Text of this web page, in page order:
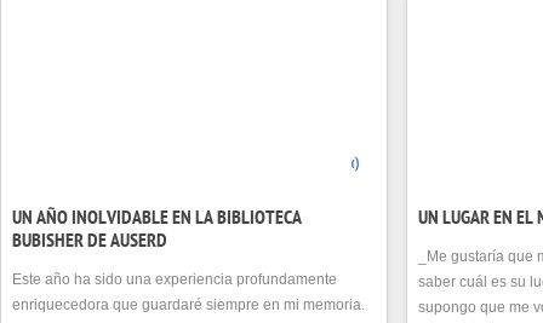
0
UN AÑO INOLVIDABLE EN LA BIBLIOTECA
BUBISHER DE AUSERD
Este año ha sido una experiencia profundamente
enriquecedora que guardaré siempre en mi memoria.
UN LUGAR EN EL
_Me gustaría
saber cuál es su
supongo que me